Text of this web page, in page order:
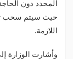
المحدد دون
حيث سيتم سحب
اللازمة.
وأشارت الوزارة